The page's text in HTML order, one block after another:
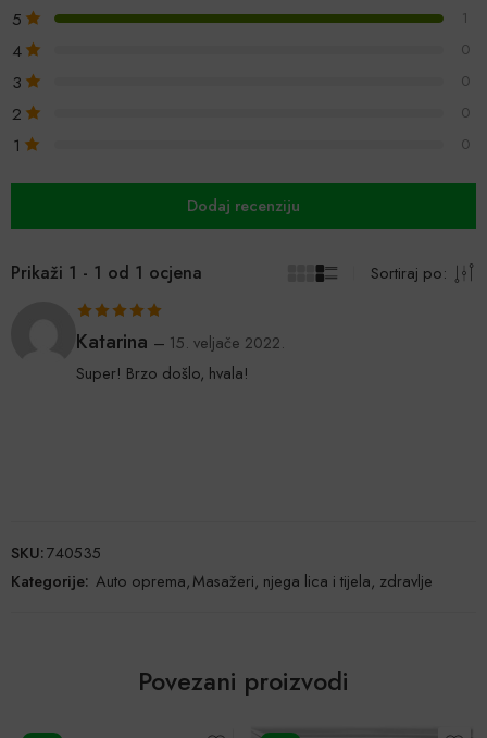
5 1
4 0
3 0
2 0
1 0
Dodaj recenziju
Prikaži 1 - 1 od 1 ocjena Sortiraj po:
Ocijenjeno
od 5
Katarina – 15. veljače 2022.
Super! Brzo došlo, hvala!
SKU:740535
Kategorije: Auto oprema,Masažeri, njega lica i tijela, zdravlje
Povezani proizvodi